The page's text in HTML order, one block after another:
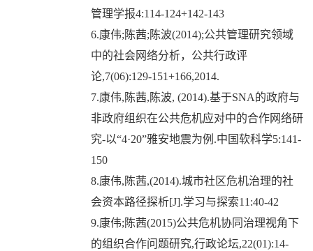
管理学报4:114-124+142-143
6.康伟;陈茜;陈波(2014);公共管理研究领域
中的社会网络分析，公共行政评
论,7(06):129-151+166,2014.
7.康伟,陈茜,陈波, (2014).基于SNA的政府与
非政府组织在公共危机应对中的合作网络研
究-以“4·20”雅安地震为例.中国软科学5:141-
150
8.康伟,陈茜,(2014).城市社区危机治理的社
会资本路径探析[J].学习与探索11:40-42
9.康伟;陈茜(2015)公共危机协同治理视角下
的组织合作问题研究,行政论坛,22(01):14-